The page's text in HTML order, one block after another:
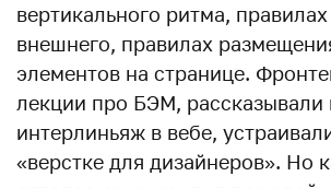
вертикального ритма,
внешнего, правилах
элементов на странице.
лекции про БЭМ, рассказывали
интерлиньяж в вебе,
«верстке для дизайнеров». Но